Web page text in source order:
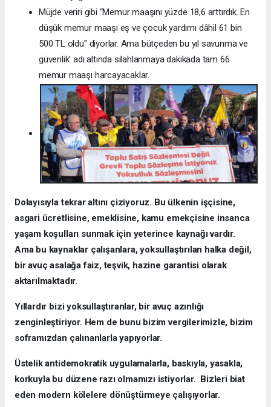
Müjde veriri gibi “Memur maaşını yüzde 18,6 arttırdık. En
düşük memur maaşı eş ve çocuk yardımı dâhil 61 bin
500 TL oldu" diyorlar. Ama bütçeden bu yıl savunma ve
güvenlik’ adı altında silahlanmaya dakikada tam 66
memur maaşı harcayacaklar.
Dolayısıyla tekrar altını çiziyoruz. Bu ülkenin işçisine,
asgari ücretlisine, emeklisine, kamu emekçisine insanca
yaşam koşulları sunmak için yeterince kaynağı vardır.
Ama bu kaynaklar çalışanlara, yoksullaştırılan halka değil,
bir avuç asalağa faiz, teşvik, hazine garantisi olarak
aktarılmaktadır.
Yıllardır bizi yoksullaştıranlar, bir avuç azınlığı
zenginleştiriyor. Hem de bunu bizim vergilerimizle, bizim
soframızdan çalınanlarla yapıyorlar.
Üstelik antidemokratik uygulamalarla, baskıyla, yasakla,
korkuyla bu düzene razı olmamızı istiyorlar. Bizleri biat
eden modern kölelere dönüştürmeye çalışıyorlar.